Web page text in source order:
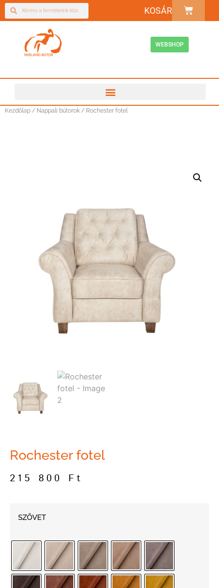
KOSÁR
WEBSHOP
Kezdőlap / Nappali bútorok / Rochester fotel
Rochester fotel
215 800 Ft
SZÖVET